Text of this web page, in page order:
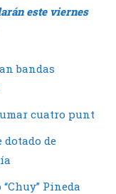
este viernes
bandas
cuatro punt
dotado de
Pineda